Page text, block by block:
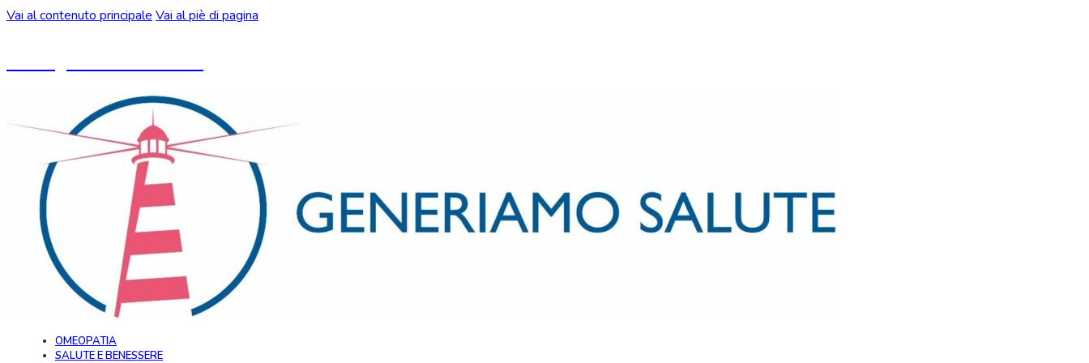
Vai al contenuto principale Vai al piè di pagina
OMEOPATIA
SALUTE E BENESSERE